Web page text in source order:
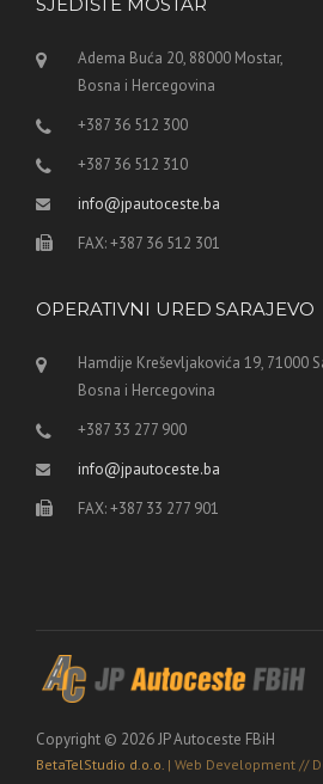
Adema Buća 20, 88000 Mostar,
Bosna i Hercegovina
+387 36 512 300
+387 36 512 310
info@jpautoceste.ba
FAX: +387 36 512 301
OPERATIVNI URED SARAJEVO
Hamdije Kreševljakovića 19, 71000
Bosna i Hercegovina
+387 33 277 900
info@jpautoceste.ba
FAX: +387 33 277 901
Copyright © 2026 JP Autoceste FBiH
BetaTelStudio d.o.o. | Web Development //